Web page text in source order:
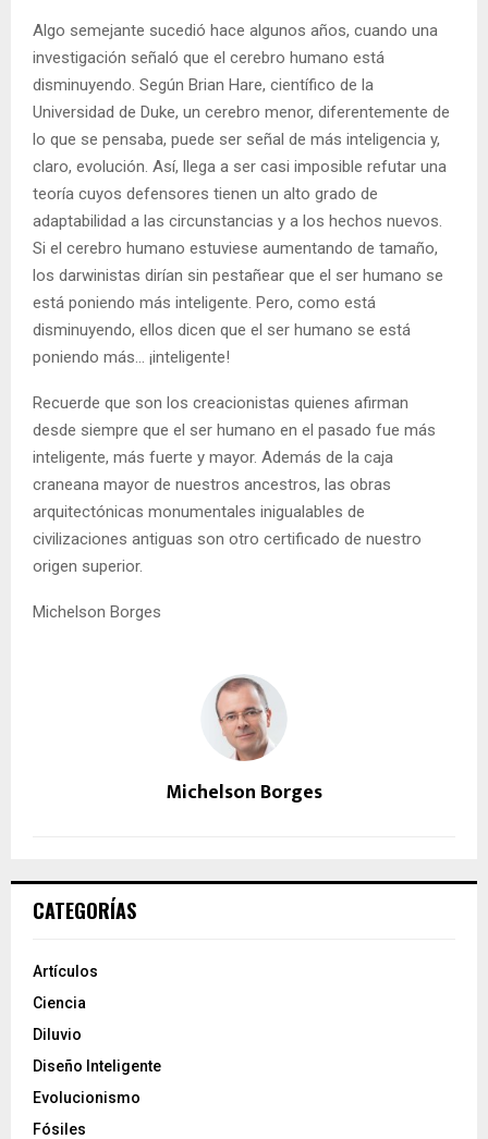
Algo semejante sucedió hace algunos años, cuando una
investigación señaló que el cerebro humano está
disminuyendo. Según Brian Hare, científico de la
Universidad de Duke, un cerebro menor, diferentemente de
lo que se pensaba, puede ser señal de más inteligencia y,
claro, evolución. Así, llega a ser casi imposible refutar una
teoría cuyos defensores tienen un alto grado de
adaptabilidad a las circunstancias y a los hechos nuevos.
Si el cerebro humano estuviese aumentando de tamaño,
los darwinistas dirían sin pestañear que el ser humano se
está poniendo más inteligente. Pero, como está
disminuyendo, ellos dicen que el ser humano se está
poniendo más… ¡inteligente!
Recuerde que son los creacionistas quienes afirman
desde siempre que el ser humano en el pasado fue más
inteligente, más fuerte y mayor. Además de la caja
craneana mayor de nuestros ancestros, las obras
arquitectónicas monumentales inigualables de
civilizaciones antiguas son otro certificado de nuestro
origen superior.
Michelson Borges
Michelson Borges
CATEGORÍAS
Artículos
Ciencia
Diluvio
Diseño Inteligente
Evolucionismo
Fósiles